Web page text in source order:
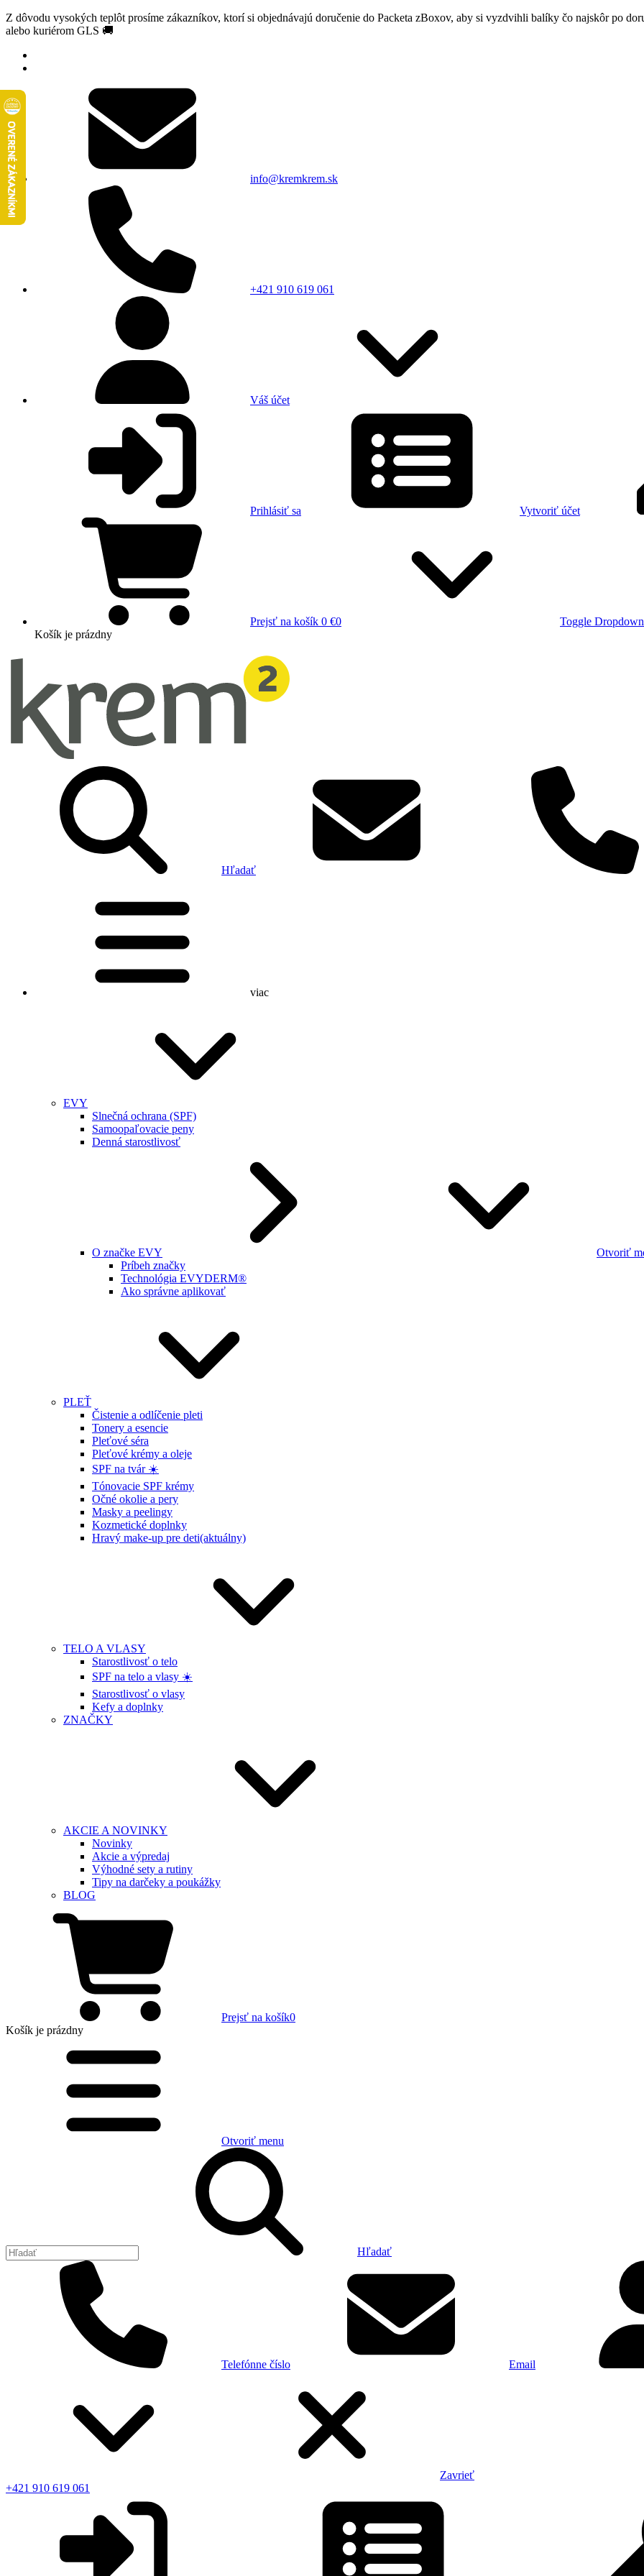
Z dôvodu vysokých teplôt prosíme zákazníkov, ktorí si objednávajú doručenie do Packeta zBoxov, aby si vyzdvihli balíky čo najskôr po
alebo kuriérom GLS 🚚
info@kremkrem.sk
+421 910 619 061
Váš účet
Prihlásiť sa Vytvoriť účet
Prejsť na košík 0 €0
Toggle Dropdown
Košík je prázdny
Hľadať
viac
EVY
Slnečná ochrana (SPF)
Samoopaľovacie peny
Denná starostlivosť
O značke EVY
Otvoriť
Príbeh značky
Technológia EVYDERM®
Ako správne aplikovať
PLEŤ
Čistenie a odlíčenie pleti
Tonery a esencie
Pleťové séra
Pleťové krémy a oleje
SPF na tvár ☀️
Tónovacie SPF krémy
Očné okolie a pery
Masky a peelingy
Kozmetické doplnky
Hravý make-up pre deti(aktuálny)
TELO A VLASY
Starostlivosť o telo
SPF na telo a vlasy ☀️
Starostlivosť o vlasy
Kefy a doplnky
ZNAČKY
AKCIE A NOVINKY
Novinky
Akcie a výpredaj
Výhodné sety a rutiny
Tipy na darčeky a poukážky
BLOG
Prejsť na košík0
Košík je prázdny
Otvoriť menu
Hľadať
Telefónne číslo Email
Zavrieť
+421 910 619 061